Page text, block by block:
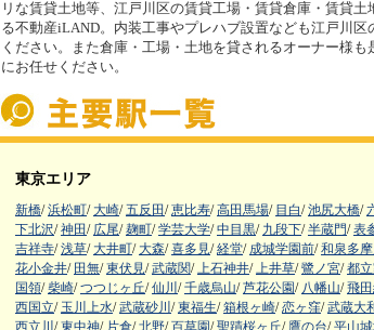
リな賃貸土地等、江戸川区の賃貸工場・賃貸倉庫・賃貸
る不動産iLAND。内装工事やプレハブ設置なども江戸川区
ください。また倉庫・工場・土地を貸されるオーナー様
にお任せください。
東京エリア
新橋/ 浜松町/ 大崎/ 五反田/ 恵比寿/ 高田馬場/ 目白/ 池尻大橋/
下北沢/ 神田/ 広尾/ 麹町/ 学芸大学/ 中目黒/ 九段下/ 半蔵門/ 表
吉祥寺/ 浅草/ 大井町/ 大森/ 喜多見/ 経堂/ 成城学園前/ 和泉多摩
花小金井/ 田無/ 東伏見/ 武蔵関/ 上石神井/ 上井草/ 鷺ノ宮/ 都
国領/ 柴崎/ つつじヶ丘/ 仙川 / 千歳烏山/ 芦花公園/ 八幡山/ 飛
西国立/ 玉川上水/ 武蔵砂川 / 東福生/ 箱根ヶ崎/ 恋ヶ窪/ 武蔵大
西立川 / 東中神/ 片倉/ 北野/ 百草園/ 聖蹟桜ヶ丘/ 鷹の台/ 平山